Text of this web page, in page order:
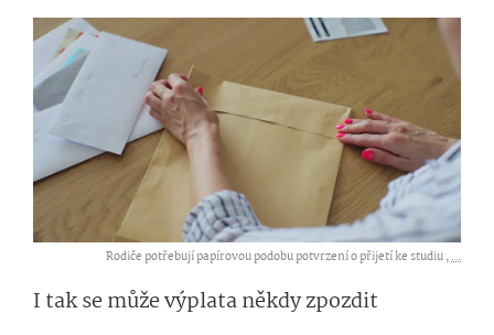
Rodiče potřebují papírovou podobu potvrzení o přijetí ke studiu ,...
I tak se může výplata někdy zpozdit